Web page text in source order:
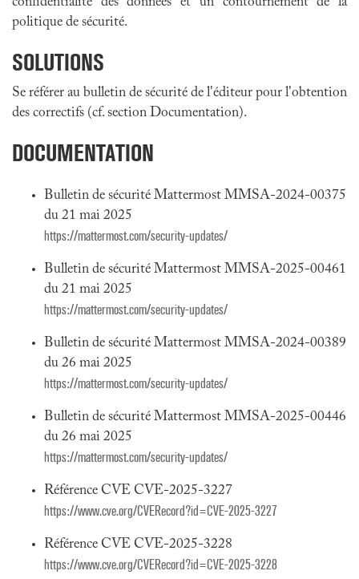
politique de sécurité.
SOLUTIONS
Se référer au bulletin de sécurité de l'éditeur pour l'obtention
des correctifs (cf. section Documentation).
DOCUMENTATION
Bulletin de sécurité Mattermost MMSA-2024-00375
du 21 mai 2025
https://mattermost.com/security-updates/
Bulletin de sécurité Mattermost MMSA-2025-00461
du 21 mai 2025
https://mattermost.com/security-updates/
Bulletin de sécurité Mattermost MMSA-2024-00389
du 26 mai 2025
https://mattermost.com/security-updates/
Bulletin de sécurité Mattermost MMSA-2025-00446
du 26 mai 2025
https://mattermost.com/security-updates/
Référence CVE CVE-2025-3227
https://www.cve.org/CVERecord?id=CVE-2025-3227
Référence CVE CVE-2025-3228
https://www.cve.org/CVERecord?id=CVE-2025-3228